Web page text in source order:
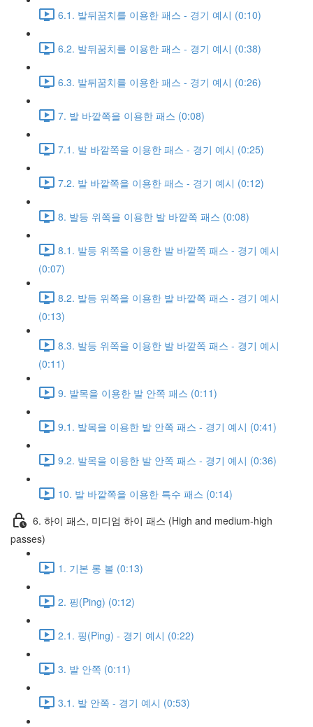
6.1. 발뒤꿈치를 이용한 패스 - 경기 예시 (0:10)
6.2. 발뒤꿈치를 이용한 패스 - 경기 예시 (0:38)
6.3. 발뒤꿈치를 이용한 패스 - 경기 예시 (0:26)
7. 발 바깥쪽을 이용한 패스 (0:08)
7.1. 발 바깥쪽을 이용한 패스 - 경기 예시 (0:25)
7.2. 발 바깥쪽을 이용한 패스 - 경기 예시 (0:12)
8. 발등 위쪽을 이용한 발 바깥쪽 패스 (0:08)
8.1. 발등 위쪽을 이용한 발 바깥쪽 패스 - 경기 예시
(0:07)
8.2. 발등 위쪽을 이용한 발 바깥쪽 패스 - 경기 예시
(0:13)
8.3. 발등 위쪽을 이용한 발 바깥쪽 패스 - 경기 예시
(0:11)
9. 발목을 이용한 발 안쪽 패스 (0:11)
9.1. 발목을 이용한 발 안쪽 패스 - 경기 예시 (0:41)
9.2. 발목을 이용한 발 안쪽 패스 - 경기 예시 (0:36)
10. 발 바깥쪽을 이용한 특수 패스 (0:14)
6. 하이 패스, 미디엄 하이 패스 (High and medium-high
passes)
1. 기본 롱 볼 (0:13)
2. 핑(Ping) (0:12)
2.1. 핑(Ping) - 경기 예시 (0:22)
3. 발 안쪽 (0:11)
3.1. 발 안쪽 - 경기 예시 (0:53)